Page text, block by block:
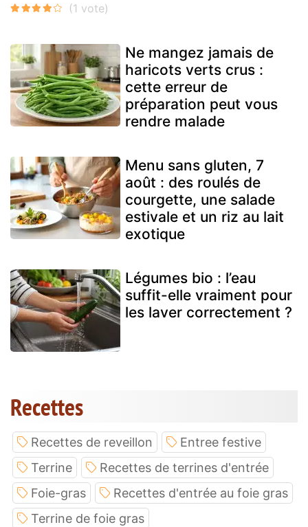
Ne mangez jamais de
haricots verts crus :
cette erreur de
préparation peut vous
rendre malade
Menu sans gluten, 7
août : des roulés de
courgette, une salade
estivale et un riz au lait
exotique
Légumes bio : l’eau
suffit-elle vraiment pour
les laver correctement ?
Recettes
Recettes de reveillon
Entree festive
Terrine
Recettes de terrines d'entrée
Foie-gras
Recettes d'entrée au foie gras
Terrine de foie gras